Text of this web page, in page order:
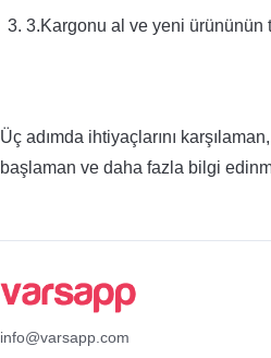
3.Kargonu al ve yeni ürününün
Üç adımda ihtiyaçlarını
başlaman ve daha fazla bilgi
info@varsapp.com